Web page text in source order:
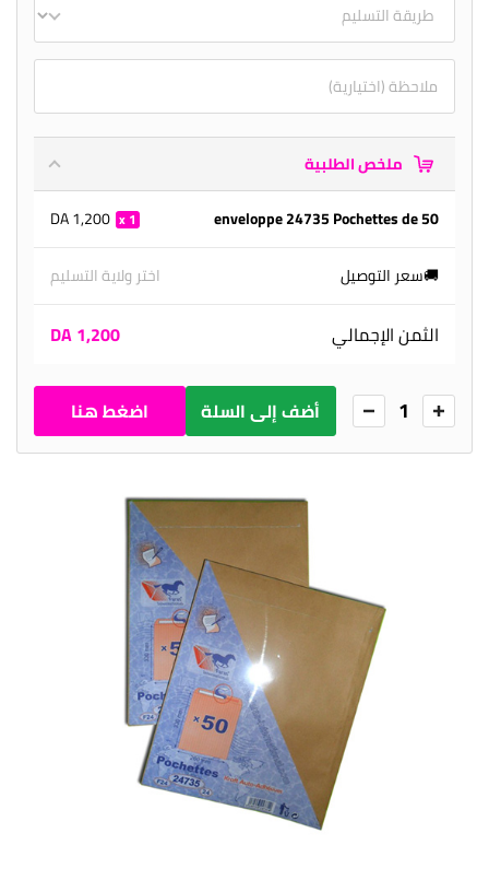
ملخص الطلبية
enveloppe 24735 Pochettes de 50
1
1,200 DA
🚚سعر التوصيل
اختر ولاية التسليم
الثمن الإجمالي 1,200 DA
1 أضف إلى السلة
اضغط هنا
للطلب